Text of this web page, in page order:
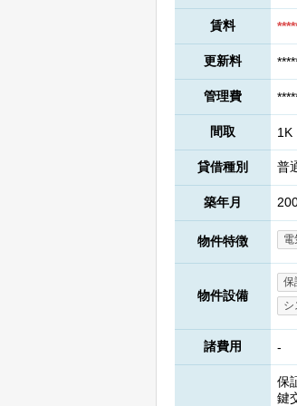
賃料
更新料
管理費
間取 1K
貸借種別 普
築年月
物件特徴 電
物件設備
保
シ
諸費用 -
保
鍵